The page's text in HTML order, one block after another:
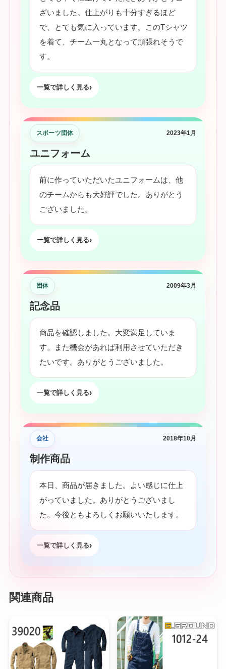
ざいました。仕上がりも十分すぎるほど
で、とても気に入っています。このTシャツ
を着て、チーム一丸となって頑張れそうで
す。
一覧で詳しく見る
スポーツ団体 2023年1月
ユニフォーム
前に作っていただいたユニフォームは、他
のチームからも大好評でした。ありがとう
ございました。
一覧で詳しく見る
団体 2009年3月
記念品
商品を確認しました。大変満足していま
す。また機会があれば利用させていただき
たいです。ありがとうございました。
一覧で詳しく見る
会社 2018年10月
制作商品
本日、商品が届きました。よい感じに仕上
がっていました。ありがとうございまし
た。今後ともよろしくお願いいたします。
一覧で詳しく見る
関連商品